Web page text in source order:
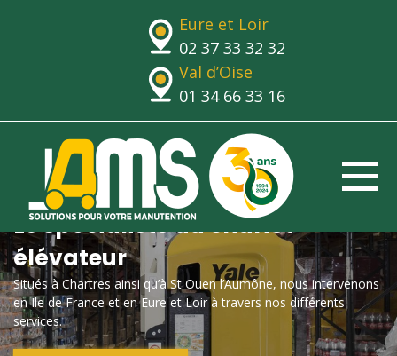
Eure et Loir
02 37 33 32 32
Val d’Oise
01 34 66 33 16
Le spécialiste du chariot
élévateur
Situés à Chartres ainsi qu’à St Ouen l’Aumône, nous intervenons
en Ile de France et en Eure et Loir à travers nos différents
services.